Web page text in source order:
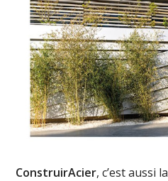
ConstruirAcier, c’est aussi la